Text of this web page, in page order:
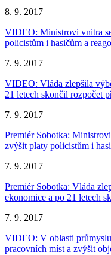
8. 9. 2017
VIDEO: Ministrovi vnitra
policistům i hasičům a
7. 9. 2017
VIDEO: Vláda zlepšila
21 letech skončil rozpočet
7. 9. 2017
Premiér Sobotka:
zvýšit platy policistům i
7. 9. 2017
Premiér Sobotka: Vláda
ekonomice a po 21 letech
7. 9. 2017
VIDEO: V oblasti
pracovních míst a zvýšit